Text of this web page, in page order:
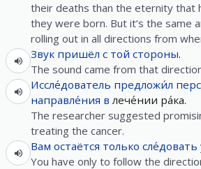
their deaths than the eternity that
they were born. But it’s the same
rolling out in all directions from
Звук пришёл с той стороны.
The sound came from that
Иссле́дователь предложи́л
направле́ния в лече́нии ра́ка.
The researcher suggested
treating the cancer.
Вам остаётся только сле́довать
You have only to follow the